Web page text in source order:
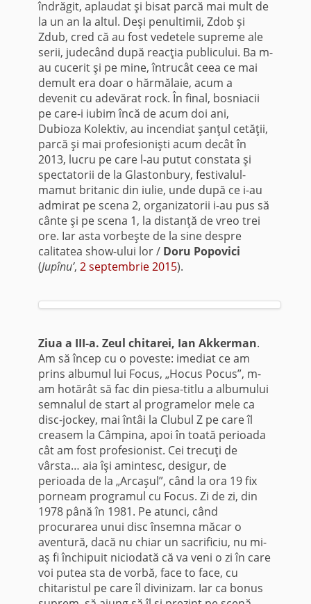
îndrăgit, aplaudat şi bisat parcă mai mult de
la un an la altul. Deşi penultimii, Zdob şi
Zdub, cred că au fost vedetele supreme ale
serii, judecând după reacţia publicului. Ba m-
au cucerit şi pe mine, întrucât ceea ce mai
demult era doar o hărmălaie, acum a
devenit cu adevărat rock. În final, bosniacii
pe care-i iubim încă de acum doi ani,
Dubioza Kolektiv, au incendiat şanţul cetăţii,
parcă şi mai profesionişti acum decât în
2013, lucru pe care l-au putut constata şi
spectatorii de la Glastonbury, festivalul-
mamut britanic din iulie, unde după ce i-au
admirat pe scena 2, organizatorii i-au pus să
cânte şi pe scena 1, la distanţă de vreo trei
ore. Iar asta vorbeşte de la sine despre
calitatea show-ului lor / Doru Popovici
(Jupînu’, 2 septembrie 2015).
Ziua a III-a. Zeul chitarei, Ian Akkerman.
Am să încep cu o poveste: imediat ce am
prins albumul lui Focus, „Hocus Pocus”, m-
am hotărât să fac din piesa-titlu a albumului
semnalul de start al programelor mele ca
disc-jockey, mai întâi la Clubul Z pe care îl
creasem la Câmpina, apoi în toată perioada
cât am fost profesionist. Cei trecuţi de
vârsta… aia îşi amintesc, desigur, de
perioada de la „Arcaşul”, când la ora 19 fix
porneam programul cu Focus. Zi de zi, din
1978 până în 1981. Pe atunci, când
procurarea unui disc însemna măcar o
aventură, dacă nu chiar un sacrificiu, nu mi-
aş fi închipuit niciodată că va veni o zi în care
voi putea sta de vorbă, face to face, cu
chitaristul pe care îl divinizam. Iar ca bonus